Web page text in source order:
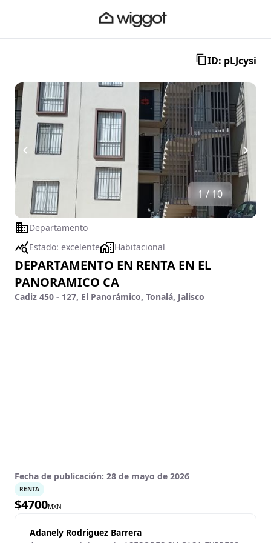
ID: pLJcysi
1 / 10
Departamento
Estado: excelente Habitacional
DEPARTAMENTO EN RENTA EN EL
PANORAMICO CA
Cadiz 450 - 127, El Panorámico, Tonalá, Jalisco
Fecha de publicación: 28 de mayo de 2026
RENTA
$4700MXN
Adanely Rodriguez Barrera